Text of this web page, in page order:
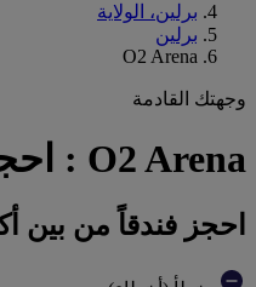
برلين، الولاية
برلين
O2 Arena
وجهتك القادمة
O2 Arena : احجز فندقك
احجز فندقاً من بين أكثر من 45 علامة تجارية فندقية